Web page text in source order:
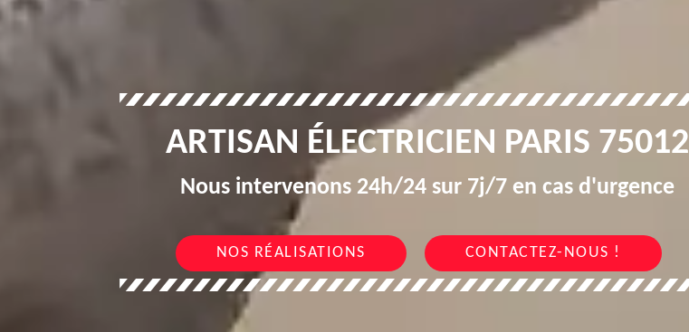
ARTISAN ÉLECTRICIEN PARIS 75012
Nous intervenons 24h/24 sur 7j/7 en cas d'urgence
NOS RÉALISATIONS CONTACTEZ-NOUS !